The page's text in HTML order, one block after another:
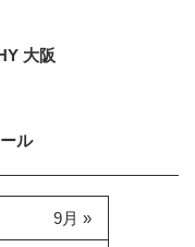
大阪
ル
9月 »